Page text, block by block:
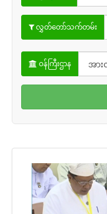
လွှတ်တော်သက်တမ်း
ဝန်ကြီးဌာန